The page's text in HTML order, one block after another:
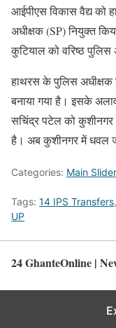
आईपीएस विकास वैद्य को
अधीक्षक (SP) नियुक्त
कुटियाल को वरिष्ठ पुलिस
हाथरस के पुलिस अधीक्षक
बनाया गया है। इसके
सचिंद्र पटेल को कुशीनगर
है। अब कुशीनगर में धवल
Categories: Main Slider
Tags: 14 IPS Transfers,
UP
24 GhanteOnline |